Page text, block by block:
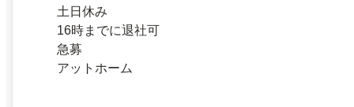
土日休み
16時までに退社可
急募
アットホーム